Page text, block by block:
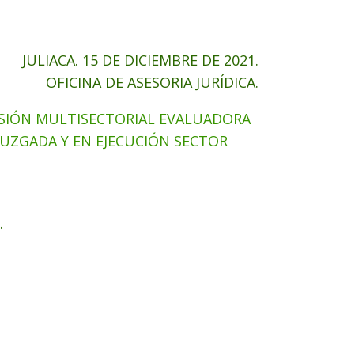
JULIACA. 15 DE DICIEMBRE DE 2021.
OFICINA DE ASESORIA JURÍDICA.
MULTISECTORIAL EVALUADORA
Y EN EJECUCIÓN SECTOR